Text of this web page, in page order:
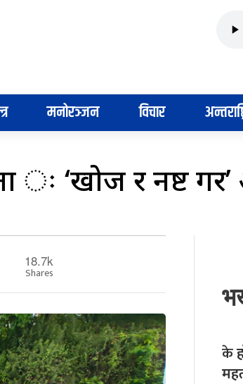
मनोरञ्जन विचार
ः ‘खोज र नष्ट
18.7k
Shares
के